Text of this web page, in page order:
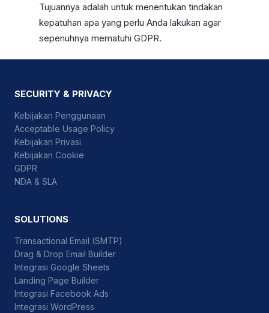
Tujuannya adalah untuk menentukan tindakan
kepatuhan apa yang perlu Anda lakukan agar
sepenuhnya mematuhi GDPR.
SECURITY & PRIVACY
Kebijakan Penggunaan
Acceptable Usage Policy
Kebijakan Privasi
Kebijakan Cookie
GDPR
NDA & SLA
SOLUTIONS
Transactional Email (SMTP)
Drag & Drop Email Builder
Integrasi Google Sheets
Landing Page Builder
Integrasi Facebook Ads
Integrasi WordPress